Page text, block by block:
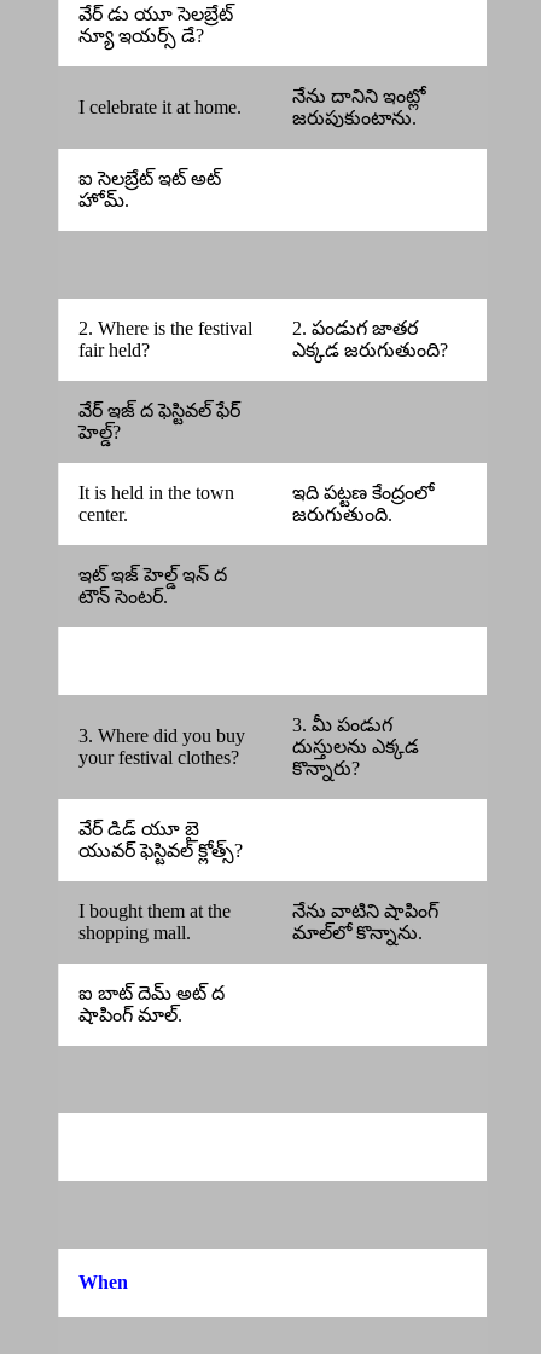
వేర్ డు యూ సెలబ్రేట్
న్యూ ఇయర్స్ డే?
I celebrate it at home.
నేను దానిని ఇంట్లో
జరుపుకుంటాను.
ఐ సెలబ్రేట్ ఇట్ అట్
హోమ్.
2. Where is the festival
fair held?
2. పండుగ జాతర
ఎక్కడ జరుగుతుంది?
వేర్ ఇజ్ ద ఫెస్టివల్ ఫేర్
హెల్డ్?
It is held in the town
center.
ఇది పట్టణ కేంద్రంలో
జరుగుతుంది.
ఇట్ ఇజ్ హెల్డ్ ఇన్ ద
టౌన్ సెంటర్.
3. Where did you buy
your festival clothes?
3. మీ పండుగ
దుస్తులను ఎక్కడ
కొన్నారు?
వేర్ డిడ్ యూ బై
యువర్ ఫెస్టివల్ క్లోత్స్?
I bought them at the
shopping mall.
నేను వాటిని షాపింగ్
మాల్‌లో కొన్నాను.
ఐ బాట్ దెమ్ అట్ ద
షాపింగ్ మాల్.
When